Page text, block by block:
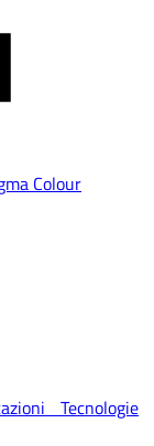
Colour
Tecnologie